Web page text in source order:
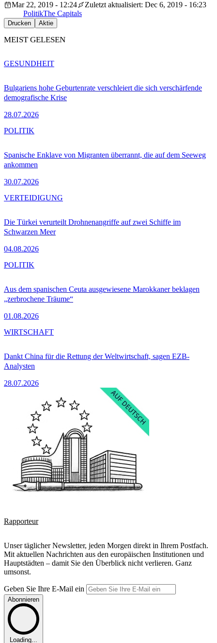
Mar 22, 2019 - 12:24
Zuletzt aktualisiert: Dec 6, 2019 - 16:23
PolitikThe Capitals
Drucken Aktie
MEIST GELESEN
Bulgariens hohe Geburtenrate verschleiert die sich verschärfende
demografische Krise
28.07.2026
GESUNDHEIT
Spanische Enklave von Migranten überrannt, die auf dem Seeweg
ankommen
30.07.2026
POLITIK
Die Türkei verurteilt Drohnenangriffe auf zwei Schiffe im
Schwarzen Meer
04.08.2026
VERTEIDIGUNG
Aus dem spanischen Ceuta ausgewiesene Marokkaner beklagen
„zerbrochene Träume“
01.08.2026
POLITIK
Dankt China für die Rettung der Weltwirtschaft, sagen EZB-
Analysten
28.07.2026
WIRTSCHAFT
Rapporteur
Unser täglicher Newsletter, jeden Morgen direkt in Ihrem Postfach.
Mit aktuellen Nachrichten aus den europäischen Institutionen und
Hauptstädten – damit Sie den Überblick nicht verlieren. Ganz
umsonst.
Geben Sie Ihre E-Mail ein
Abonnieren
Loading...